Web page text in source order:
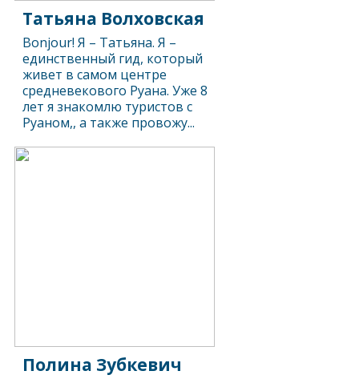
Татьяна Волховская
Bonjour! Я – Татьяна. Я –
единственный гид, который
живет в самом центре
средневекового Руана. Уже 8
лет я знакомлю туристов с
Руаном,, а также провожу...
Полина Зубкевич